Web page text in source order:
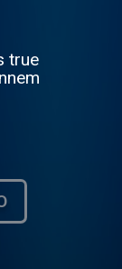
true